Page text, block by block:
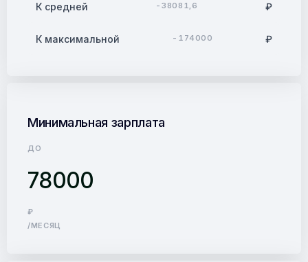
К средней -38081,6 ₽
К максимальной -174000 ₽
Минимальная зарплата
ДО
78000
₽
/МЕСЯЦ